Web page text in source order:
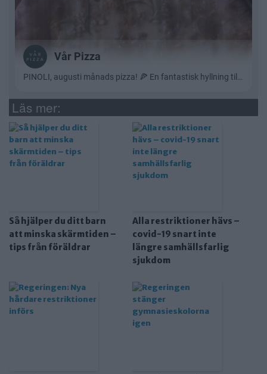
Läs mer:
Så hjälper du ditt barn
att minska skärmtiden –
tips från föräldrar
Alla restriktioner hävs –
covid-19 snart inte
längre samhällsfarlig
sjukdom